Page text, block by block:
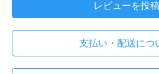
レビューを投稿
支払い・配送につ